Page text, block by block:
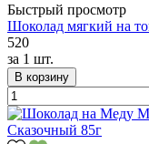
Быстрый просмотр
Шоколад мягкий на
520
за 1 шт.
В корзину